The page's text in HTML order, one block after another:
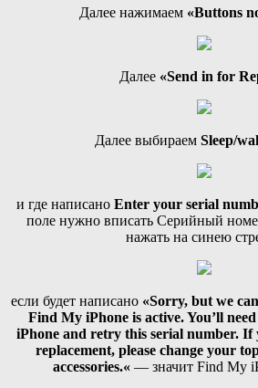
Далее нажимаем «Buttons
Далее «Send in for
Далее выбираем Sleep/
и где написано Enter your serial
поле нужно вписать Серийный
нажать на синею
если будет написано «Sorry, but we
Find My iPhone is active. You’ll
iPhone and retry this serial number. If
replacement, please change your
accessories.«— значит Find My